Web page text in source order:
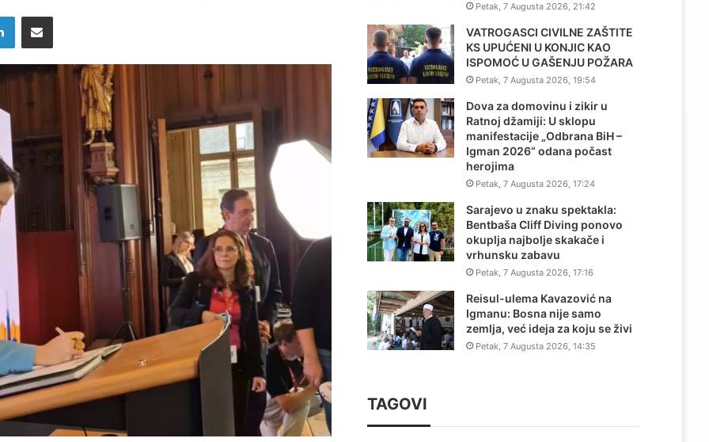
Petak, 7 Augusta 2026, 21:42
VATROGASCI CIVILNE ZAŠTITE
KS UPUĆENI U KONJIC KAO
ISPOMOĆ U GAŠENJU POŽARA
Petak, 7 Augusta 2026, 19:54
Dova za domovinu i zikir u
Ratnoj džamiji: U sklopu
manifestacije „Odbrana BiH –
Igman 2026“ odana počast
herojima
Petak, 7 Augusta 2026, 17:24
Sarajevo u znaku spektakla:
Bentbaša Cliff Diving ponovo
okuplja najbolje skakače i
vrhunsku zabavu
Petak, 7 Augusta 2026, 17:16
Reisul-ulema Kavazović na
Igmanu: Bosna nije samo
zemlja, već ideja za koju se živi
Petak, 7 Augusta 2026, 14:35
TAGOVI